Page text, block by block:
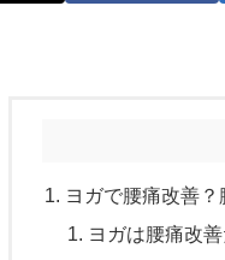
ヨガで腰痛改善
ヨガは腰痛改